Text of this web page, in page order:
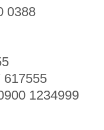
0388
617555
1234999